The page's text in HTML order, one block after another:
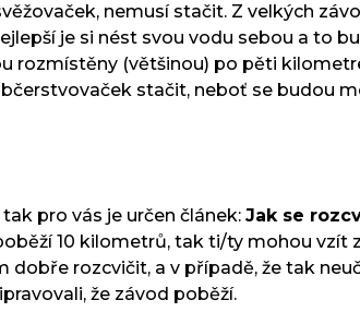
nemusí stačit. Z velkých
je si nést svou vodu sebou a to
rozmístěny (většinou) po pěti
stačit, neboť se budou
pro vás je určen článek: Jak se
10 kilometrů, tak ti/ty mohou vzít
rozcvičit, a v případě, že tak
že závod poběží.